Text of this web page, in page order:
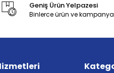
Geniş Ürün Yelpazesi
Binlerce ürün ve